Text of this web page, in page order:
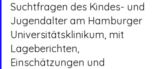
Suchtfragen des Kindes- und
Jugendalter am Hamburger
Universitätsklinikum, mit
Lageberichten,
Einschätzungen und